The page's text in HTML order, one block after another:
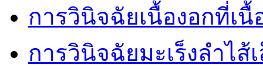
การวินิจฉัยเนื้องอกที่เนื้
การวินิจฉัยมะเร็งลำไส้